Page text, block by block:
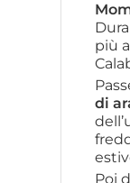
più
di